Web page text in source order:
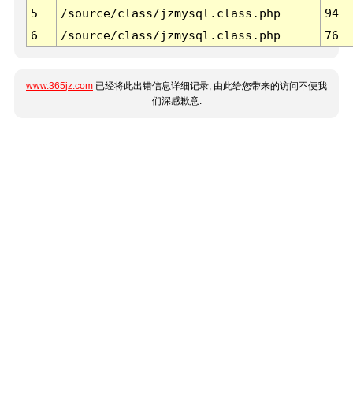
5
/source/class/jzmysql.class.php
94
6
/source/class/jzmysql.class.php 76
www.365jz.com 已经将此出错信息详细记录, 由此给您带来的访问不便我
们深感歉意.